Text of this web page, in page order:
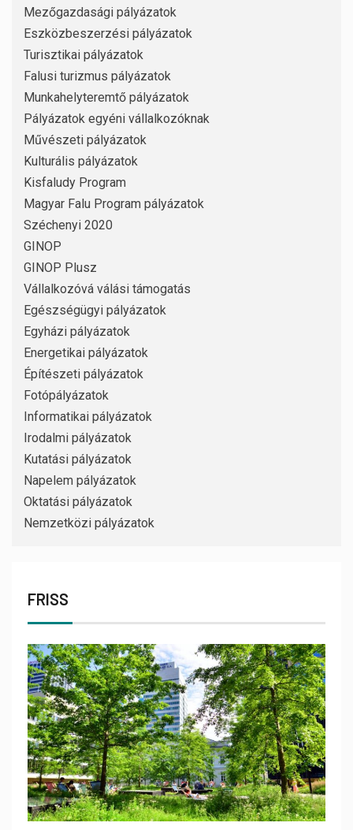
Mezőgazdasági pályázatok
Eszközbeszerzési pályázatok
Turisztikai pályázatok
Falusi turizmus pályázatok
Munkahelyteremtő pályázatok
Pályázatok egyéni vállalkozóknak
Művészeti pályázatok
Kulturális pályázatok
Kisfaludy Program
Magyar Falu Program pályázatok
Széchenyi 2020
GINOP
GINOP Plusz
Vállalkozóvá válási támogatás
Egészségügyi pályázatok
Egyházi pályázatok
Energetikai pályázatok
Építészeti pályázatok
Fotópályázatok
Informatikai pályázatok
Irodalmi pályázatok
Kutatási pályázatok
Napelem pályázatok
Oktatási pályázatok
Nemzetközi pályázatok
FRISS